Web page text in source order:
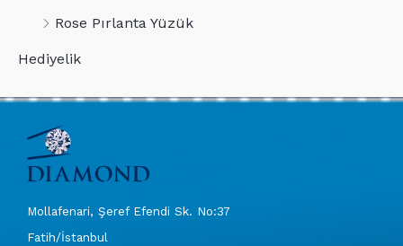
Rose Pırlanta Yüzük
Hediyelik
Mollafenari, Şeref Efendi Sk. No:37
Fatih/İstanbul